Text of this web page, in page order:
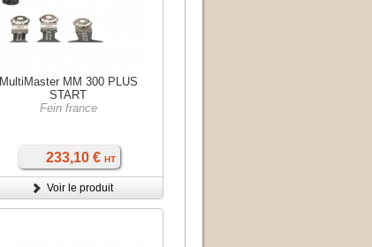
MultiMaster MM 300 PLUS
START
Fein france
233,10 € HT
Voir le produit